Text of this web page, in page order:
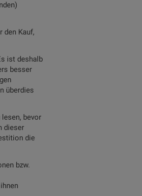
den Kauf,
ist deshalb
besser
überdies
bevor
dieser
die
bzw.